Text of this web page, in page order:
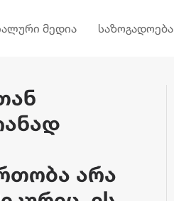
მედია საზოგადოება
არა